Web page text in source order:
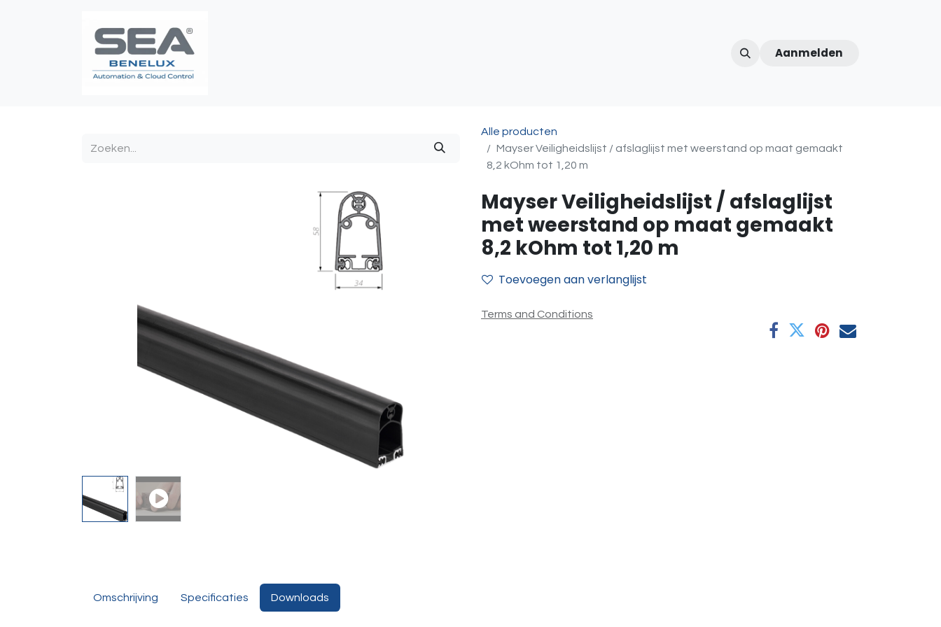
Over ons Afspraak
Aanmelden
Alle producten
Mayser Veiligheidslijst / afslaglijst met weerstand op maat gemaakt
8,2 kOhm tot 1,20 m
Mayser Veiligheidslijst / afslaglijst
met weerstand op maat gemaakt
8,2 kOhm tot 1,20 m
Toevoegen aan verlanglijst
Terms and Conditions
Omschrijving Specificaties Downloads